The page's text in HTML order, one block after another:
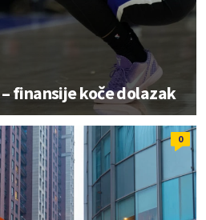
finansije koče dolazak
0